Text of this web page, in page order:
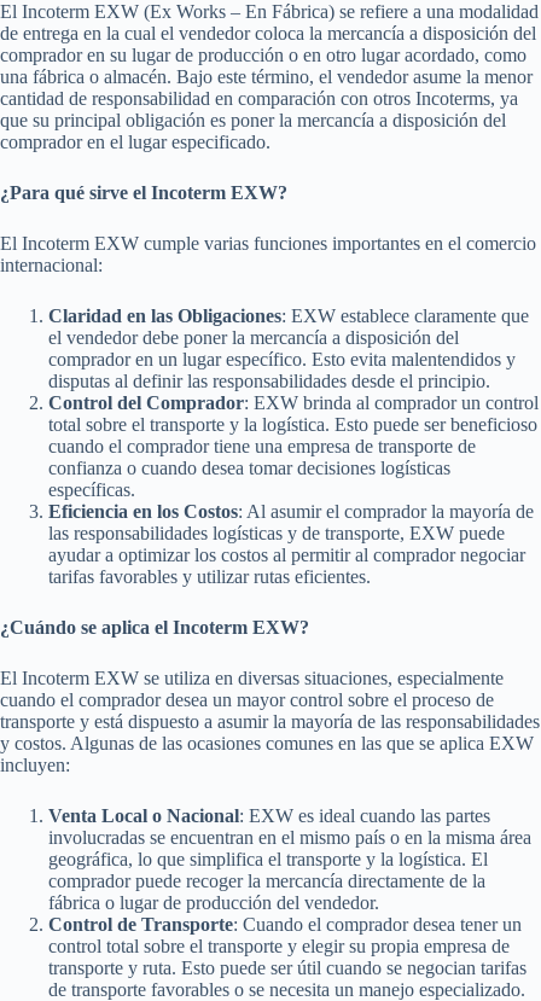
El Incoterm EXW (Ex Works – En Fábrica) se refiere a una modalidad
de entrega en la cual el vendedor coloca la mercancía a disposición del
comprador en su lugar de producción o en otro lugar acordado, como
una fábrica o almacén. Bajo este término, el vendedor asume la menor
cantidad de responsabilidad en comparación con otros Incoterms, ya
que su principal obligación es poner la mercancía a disposición del
comprador en el lugar especificado.
¿Para qué sirve el Incoterm EXW?
El Incoterm EXW cumple varias funciones importantes en el comercio
internacional:
Claridad en las Obligaciones: EXW establece claramente que
el vendedor debe poner la mercancía a disposición del
comprador en un lugar específico. Esto evita malentendidos y
disputas al definir las responsabilidades desde el principio.
Control del Comprador: EXW brinda al comprador un control
total sobre el transporte y la logística. Esto puede ser beneficioso
cuando el comprador tiene una empresa de transporte de
confianza o cuando desea tomar decisiones logísticas
específicas.
Eficiencia en los Costos: Al asumir el comprador la mayoría de
las responsabilidades logísticas y de transporte, EXW puede
ayudar a optimizar los costos al permitir al comprador negociar
tarifas favorables y utilizar rutas eficientes.
¿Cuándo se aplica el Incoterm EXW?
El Incoterm EXW se utiliza en diversas situaciones, especialmente
cuando el comprador desea un mayor control sobre el proceso de
transporte y está dispuesto a asumir la mayoría de las responsabilidades
y costos. Algunas de las ocasiones comunes en las que se aplica EXW
incluyen:
Venta Local o Nacional: EXW es ideal cuando las partes
involucradas se encuentran en el mismo país o en la misma área
geográfica, lo que simplifica el transporte y la logística. El
comprador puede recoger la mercancía directamente de la
fábrica o lugar de producción del vendedor.
Control de Transporte: Cuando el comprador desea tener un
control total sobre el transporte y elegir su propia empresa de
transporte y ruta. Esto puede ser útil cuando se negocian tarifas
de transporte favorables o se necesita un manejo especializado.